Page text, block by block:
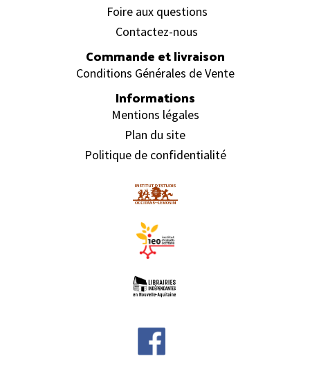
Foire aux questions
Contactez-nous
Commande et livraison
Conditions Générales de Vente
Informations
Mentions légales
Plan du site
Politique de confidentialité